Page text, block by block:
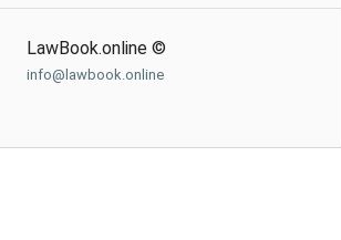
LawBook.online ©
info@lawbook.online